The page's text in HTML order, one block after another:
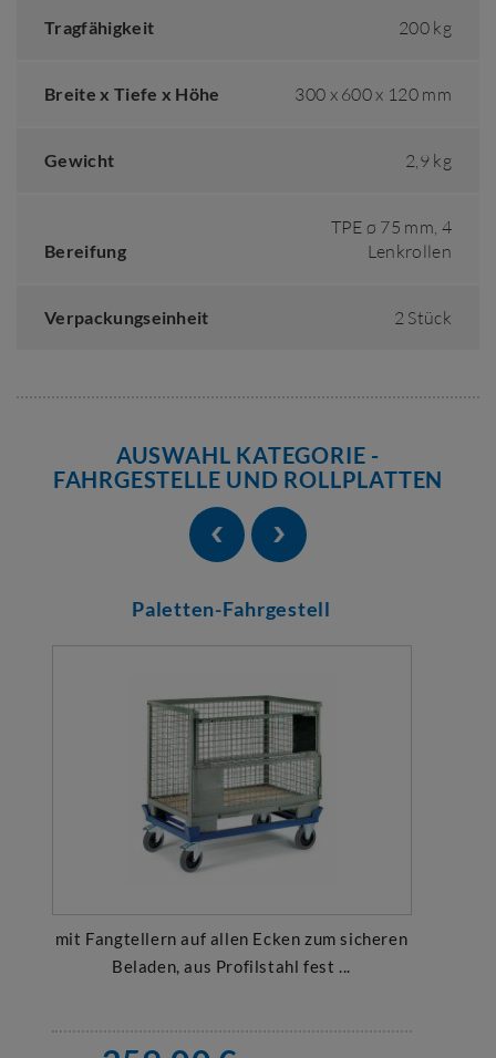
Tragfähigkeit 200 kg
Breite x Tiefe x Höhe 300 x 600 x 120 mm
Gewicht 2,9 kg
Bereifung
TPE ø 75 mm, 4
Lenkrollen
Verpackungseinheit 2 Stück
AUSWAHL KATEGORIE -
FAHRGESTELLE UND ROLLPLATTEN
Paletten-Fahrgestell
mit Fangtellern auf allen Ecken zum sicheren
Beladen, aus Profilstahl fest ...